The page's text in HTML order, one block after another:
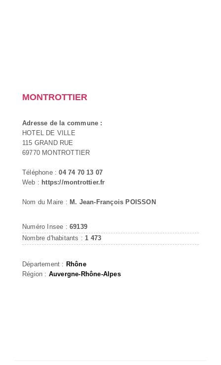
MONTROTTIER
Adresse de la commune :
HOTEL DE VILLE
115 GRAND RUE
69770 MONTROTTIER
Téléphone :04 74 70 13 07
Web : https://montrottier.fr
Nom du Maire : M. Jean-François POISSON
Numéro Insee : 69139
Nombre d'habitants : 1 473
Département : Rhône
Région : Auvergne-Rhône-Alpes